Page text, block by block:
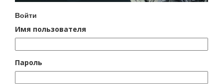
Войти
Имя пользователя
Пароль